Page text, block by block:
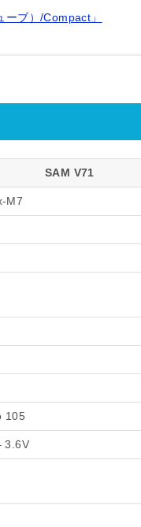
ブ）/Compact」
SAM V71
M7
105
3.6V